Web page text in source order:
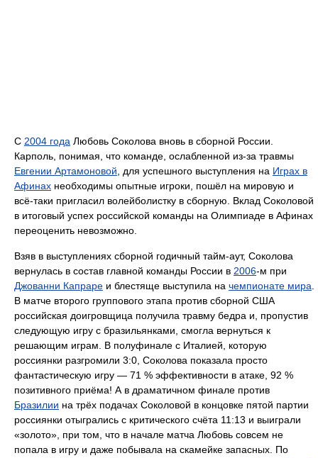
С 2004 года Любовь Соколова вновь в сборной России.
Карполь, понимая, что команде, ослабленной из-за травмы
Евгении Артамоновой , для успешного выступления на Играх в
Афинах необходимы опытные игроки, пошёл на мировую и
всё-таки пригласил волейболистку в сборную. Вклад Соколовой
в итоговый успех российской команды на Олимпиаде в Афинах
переоценить невозможно.
Взяв в выступлениях сборной годичный тайм-аут, Соколова
вернулась в состав главной команды России в 2006-м при
Джованни Капраре и блестяще выступила на чемпионате мира
В матче второго группового этапа против сборной США
российская доигровщица получила травму бедра и, пропустив
следующую игру с бразильянками, смогла вернуться к
решающим играм. В полуфинале с Италией, которую
россиянки разгромили 3:0, Соколова показала просто
фантастическую игру — 71 % эффективности в атаке, 92 %
позитивного приёма! А в драматичном финале против
Бразилии на трёх подачах Соколовой в концовке пятой партии
россиянки отыгрались с критического счёта 11:13 и выиграли
«золото», при том, что в начале матча Любовь совсем не
попала в игру и даже побывала на скамейке запасных. По